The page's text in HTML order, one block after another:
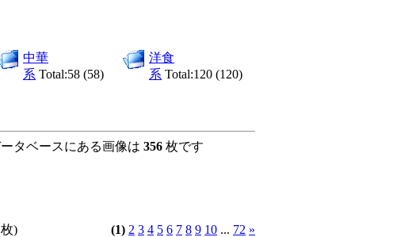
中華
系 Total:58 (58)
洋食
系 Total:120 (120)
タベースにある画像は 356 枚です
) (1) 2 3 4 5 6 7 8 9 10 ... 72 »